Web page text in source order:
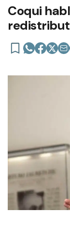
Coqui